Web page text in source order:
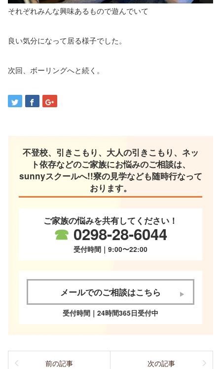
それぞれみんな興味あるもので遊んでいて
良い気分になって居る様子でした。
次回、ボーリングへと続く。
不登校、引きこもり、大人の引きこもり、ネッ
ト依存などのご家族にお悩みのご相談は、
sunnyスクールへ!!寮の見学なども随時行なって
おります。
ご家族の悩みを共有してください！
☎ 0298-28-6044
受付時間｜9:00〜22:00
メールでのご相談はこちら
受付時間｜24時間365日受付中
前の記事 次の記事